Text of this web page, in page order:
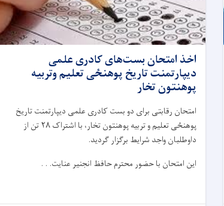
اخذ امتحان بست‌های کادری علمی
دیپارتمنت تاریخ پوهنځی تعلیم وتربیه
پوهنتون تخار
امتحان رقابتی برای دو بست کادری علمی دیپارتمنت تاریخ
پوهنځی تعلیم و تربیه پوهنتون تخار، با اشتراک۲۸تن از
داوطلبان واجد شرایط برگزار گردید.
این امتحان با حضور محترم حافظ انجنیر عنایت. . .